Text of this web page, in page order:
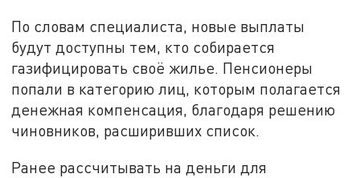
По словам специалиста, новые выплаты
будут доступны тем, кто собирается
газифицировать своё жилье. Пенсионеры
попали в категорию лиц, которым полагается
денежная компенсация, благодаря решению
чиновников, расширивших список.
Ранее рассчитывать на деньги для